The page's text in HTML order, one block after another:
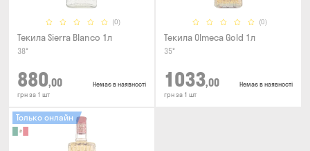
(0)
Текила Sierra Blanco 1л
38°
880,00
грн за 1 шт
Немає в наявності
(0)
Текила Olmeca Gold 1л
35°
1033,00
грн за 1 шт
Немає в наявності
Только онлайн